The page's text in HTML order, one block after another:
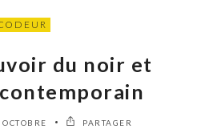
du noir et
PARTAGER